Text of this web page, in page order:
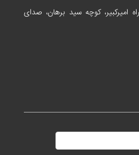
امیرکبیر، کوچه سید برهان، صدای